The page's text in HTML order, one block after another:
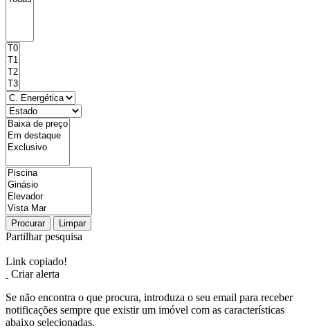
Procurar Limpar
Partilhar pesquisa
Link copiado!
Criar alerta
Se não encontra o que procura, introduza o seu email para receber
notificações sempre que existir um imóvel com as características
abaixo selecionadas.